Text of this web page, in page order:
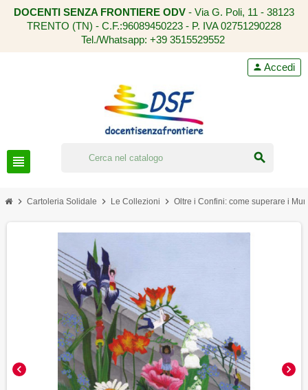
DOCENTI SENZA FRONTIERE ODV - Via G. Poli, 11 - 38123
TRENTO (TN) - C.F.:96089450223 - P. IVA 02751290228
Tel./Whatsapp: +39 3515529552
view_headline search
person Accedi
chevron_right Cartoleria Solidale chevron_right Le Collezioni chevron_right Oltre i Confini: come superare i Muri
chevron_left chevron_right